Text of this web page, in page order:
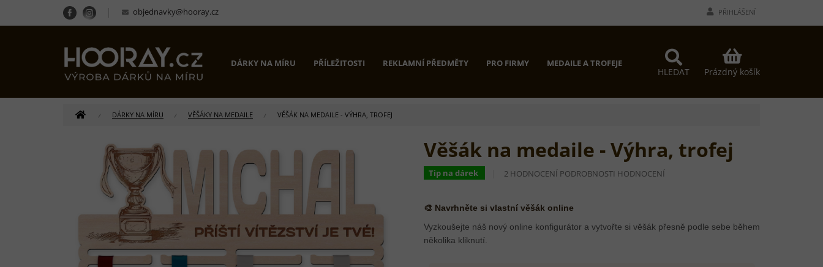
obsah
objednavky@hooray.cz PŘIHLÁŠENÍ
HLEDAT
NÁKUPNÍ
KOŠÍK
Prázdný košík
DÁRKY NA MÍRU PŘÍLEŽITOSTI REKLAMNÍ PŘEDMĚTY PRO FIRMY MEDAILE A TROFEJE PROČ MY? KONTAKTY
DOMŮ DÁRKY NA MÍRU VĚŠÁKY NA MEDAILE VĚŠÁK NA MEDAILE - VÝHRA, TROFEJ
Věšák na medaile - Výhra, trofej
Tip na dárek
PRŮMĚRNÉ
JE
5,0
Z
5
2 HODNOCENÍ PODROBNOSTI HODNOCENÍ
🎨 Navrhněte si vlastní věšák online
Vyzkoušejte náš nový online konfigurátor a vytvořte si věšák přesně podle sebe během
několika kliknutí.